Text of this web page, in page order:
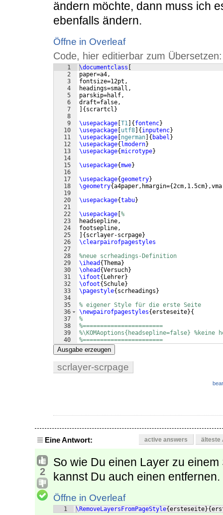
ändern möchte, dann muss ich
ebenfalls ändern.
Öffne in Overleaf
Code, hier editierbar zum Übersetzen:
1
2
3
4
5
6
7
8
9
10
11
12
13
14
15
16
17
18
19
20
21
22
23
24
25
26
27
28
29
30
31
32
33
34
35
36
37
38
39
40
41
\documentclass
paper=a4,
fontsize=12pt,
headings=small,
parskip=half,
draft=false,
{ scrartcl }
\usepackage T1 { fontenc}
\usepackage utf8 { inputenc}
\usepackage ngerman { babel }
\usepackage{ lmodern}
\usepackage{microtype}
\usepackage{mwe}
\usepackage{geometry}
\geometry{a4paper,hmargin={2cm,1.5cm}
\usepackage{tabu}
\usepackage %
headsepline,
footsepline,
{ scrlayer-scrpage}
\clearpairofpagestyles
%neue scrheadings-Definition
\ihead {Thema}
\ohead {Versuch}
\ifoot{ Lehrer}
\ofoot{Schule}
\pagestyle{ scrheadings }
% eigener Style für die erste Seite
\newpairofpagestyles{ersteseite}{
%
%=======================
%\KOMAoptions{headsepline=false}
%=======================
%
Ausgabe erzeugen
scrlayer-scrpage
Eine Antwort: active answers älteste
2
So wie Du einen Layer zu
kannst Du auch einen
Öffne in Overleaf
1 \RemoveLayersFromPageStyle{ersteseite}{